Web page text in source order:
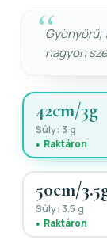
Gyönyörű,
nagyon
42cm/3g
Súly: 3 g
Raktáron
50cm/
Súly: 3.5 g
Raktáron